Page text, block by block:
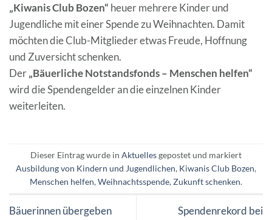
„Kiwanis Club Bozen“ heuer mehrere Kinder und
Jugendliche mit einer Spende zu Weihnachten. Damit
möchten die Club-Mitglieder etwas Freude, Hoffnung
und Zuversicht schenken.
Der„Bäuerliche Notstandsfonds – Menschen helfen“
wird die Spendengelder an die einzelnen Kinder
weiterleiten.
Dieser Eintrag wurde in Aktuellesgepostet und markiert
Ausbildung von Kindern und Jugendlichen, Kiwanis Club Bozen,
Menschen helfen,Weihnachtsspende,Zukunft schenken.
Bäuerinnen übergeben
Spendenrekord bei